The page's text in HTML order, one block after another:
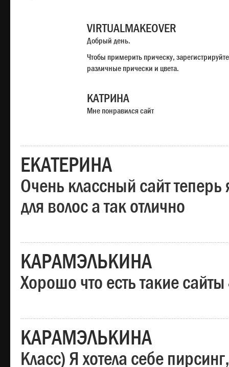
VIRTUALMAKEOVER
Добрый день.
Чтобы примерить прическу,
различные прически и цвета.
КАТРИНА
Мне понравился сайт
ЕКАТЕРИНА
Очень классный сайт теперь
для волос а так отлично
КАРАМЭЛЬКИНА
Хорошо что есть такие сайты
КАРАМЭЛЬКИНА
Класс) Я хотела себе